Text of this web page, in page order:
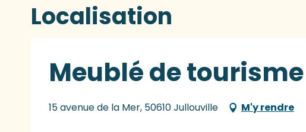
Localisation
Meublé de
15 avenue de la Mer, 50610 Jullouville M'y rendre